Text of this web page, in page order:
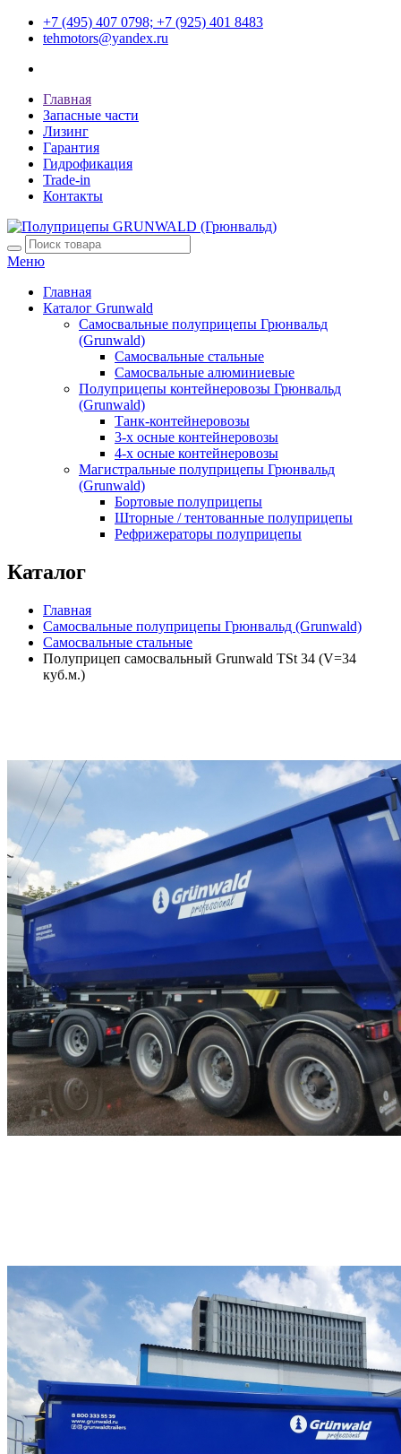
+7 (495) 407 0798; +7 (925) 401 8483
tehmotors@yandex.ru
Главная
Запасные части
Лизинг
Гарантия
Гидрофикация
Trade-in
Контакты
Меню
Главная
Каталог Grunwald
Самосвальные полуприцепы Грюнвальд
(Grunwald)
Самосвальные стальные
Самосвальные алюминиевые
Полуприцепы контейнеровозы Грюнвальд
(Grunwald)
Танк-контейнеровозы
3-х осные контейнеровозы
4-х осные контейнеровозы
Магистральные полуприцепы Грюнвальд
(Grunwald)
Бортовые полуприцепы
Шторные / тентованные полуприцепы
Рефрижераторы полуприцепы
Каталог
Главная
Самосвальные полуприцепы Грюнвальд (Grunwald)
Самосвальные стальные
Полуприцеп самосвальный Grunwald TSt 34 (V=34
куб.м.)